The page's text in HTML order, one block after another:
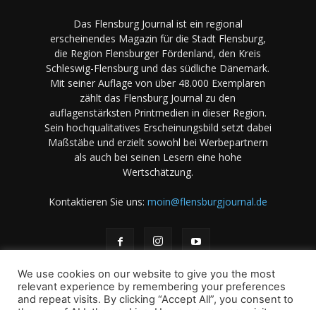
Das Flensburg Journal ist ein regional
erscheinendes Magazin für die Stadt Flensburg,
die Region Flensburger Fördenland, den Kreis
Schleswig-Flensburg und das südliche Dänemark.
Mit seiner Auflage von über 48.000 Exemplaren
zählt das Flensburg Journal zu den
auflagenstärksten Printmedien in dieser Region.
Sein hochqualitatives Erscheinungsbild setzt dabei
Maßstäbe und erzielt sowohl bei Werbepartnern
als auch bei seinen Lesern eine hohe
Wertschätzung.
Kontaktieren Sie uns: moin@flensburgjournal.de
We use cookies on our website to give you the most
relevant experience by remembering your preferences
and repeat visits. By clicking “Accept All”, you consent to